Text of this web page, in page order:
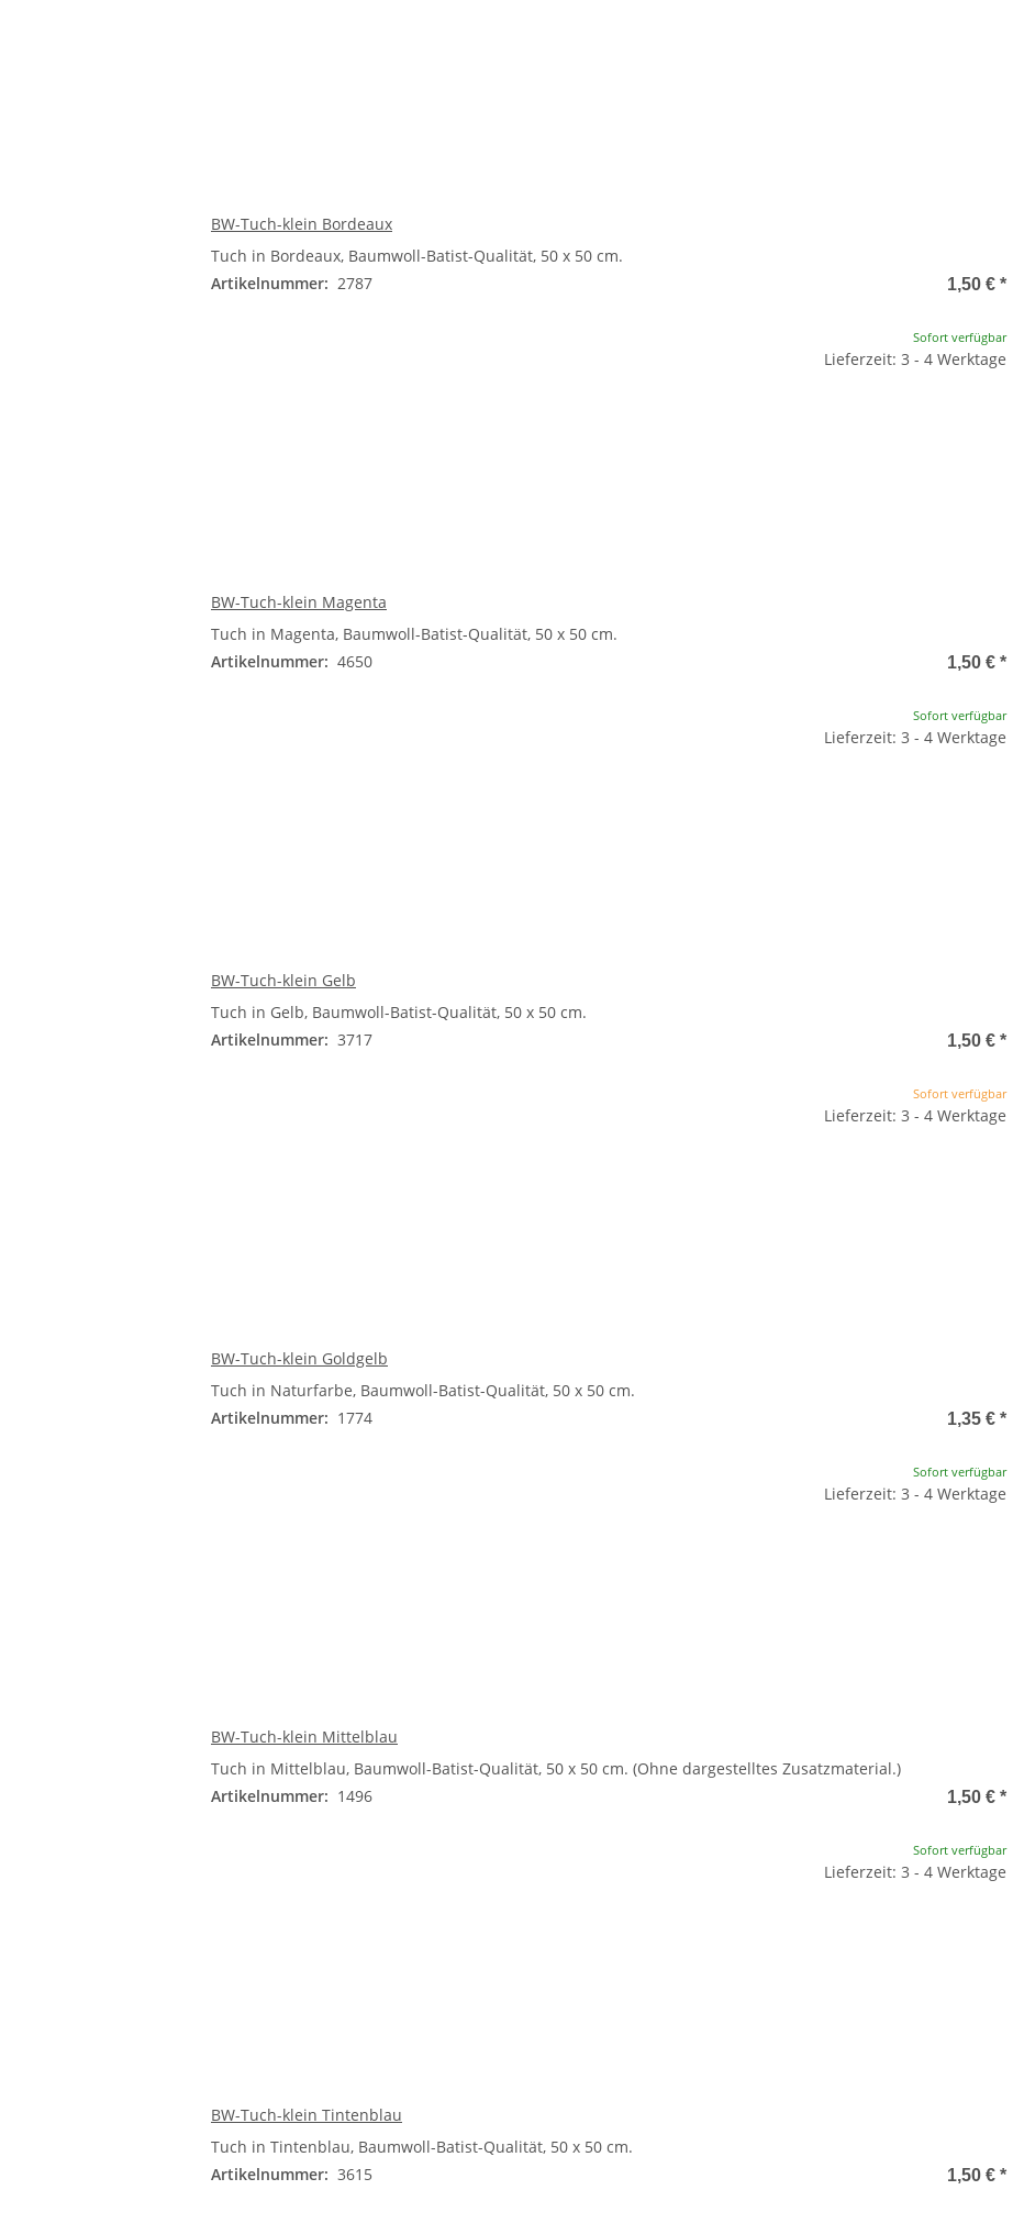
BW-Tuch-klein Bordeaux
Tuch in Bordeaux, Baumwoll-Batist-Qualität, 50 x 50 cm.
Artikelnummer: 2787 1,50 € *
Sofort verfügbar
Lieferzeit: 3 - 4 Werktage
BW-Tuch-klein Magenta
Tuch in Magenta, Baumwoll-Batist-Qualität, 50 x 50 cm.
Artikelnummer: 4650 1,50 € *
Sofort verfügbar
Lieferzeit: 3 - 4 Werktage
BW-Tuch-klein Gelb
Tuch in Gelb, Baumwoll-Batist-Qualität, 50 x 50 cm.
Artikelnummer: 3717 1,50 € *
Sofort verfügbar
Lieferzeit: 3 - 4 Werktage
BW-Tuch-klein Goldgelb
Tuch in Naturfarbe, Baumwoll-Batist-Qualität, 50 x 50 cm.
Artikelnummer: 1774 1,35 € *
Sofort verfügbar
Lieferzeit: 3 - 4 Werktage
BW-Tuch-klein Mittelblau
Tuch in Mittelblau, Baumwoll-Batist-Qualität, 50 x 50 cm. (Ohne dargestelltes Zusatzmaterial.)
Artikelnummer: 1496 1,50 € *
Sofort verfügbar
Lieferzeit: 3 - 4 Werktage
BW-Tuch-klein Tintenblau
Tuch in Tintenblau, Baumwoll-Batist-Qualität, 50 x 50 cm.
Artikelnummer: 3615 1,50 € *